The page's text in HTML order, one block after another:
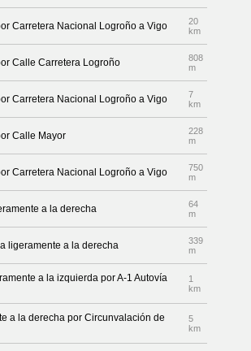
Carretera Nacional Logroño a Vigo
20
km
Calle Carretera Logroño
808
m
Carretera Nacional Logroño a Vigo
7
km
Calle Mayor
228
m
Carretera Nacional Logroño a Vigo
750
m
a la derecha
64
m
ligeramente a la derecha
339
m
a la izquierda por A-1 Autovía
1
km
a la derecha por Circunvalación de
5
km